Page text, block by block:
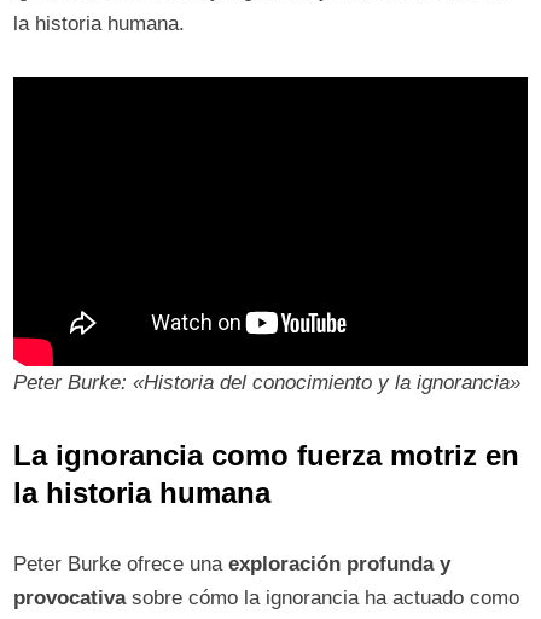
la historia humana.
Peter Burke: «Historia del conocimiento y la ignorancia»
La ignorancia como fuerza motriz en
la historia humana
Peter Burke ofrece unaexploración profunda y
provocativasobre cómo la ignorancia ha actuado como